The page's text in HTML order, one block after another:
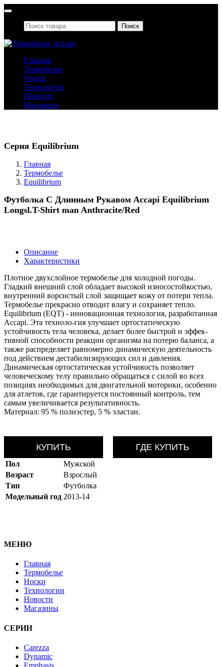
Поиск
Главная
Термобелье
Носки
Технологии
Новости
Магазины
Серия Equilibrium
Главная
Термобелье
Equilibrium
Футболка С Длинным Рукавом Accapi Equilibrium
Longsl.T-Shirt man Anthracite/Red
Описание
Характеристики
Плотное двухслойное термобелье для холодной погоды.
Гладкий внешний слой обладает высокой износостойкостью,
внутренний ворсистый слой защищает кожу от потери тепла.
Термобелье прекрасно отводит влагу и сохраняет тепло.
Equilibrium (EQT) - инновационная технология, разработанная
Accapi. Эта техноло-гия улучшает ортостатическую
устойчивость тела человека, делает более быстрой и эффек-
тивной способности реакции организма на потерю баланса, а
также распределяет равномерно динамическую деятельность
под действием дестабилизирующих сил и давления.
Динамическая ортостатическая устойчивость позволяет
человеческому телу правильно обращаться с силой во всех
позициях необходимых для двигательной моторики, особенно
для атлетов, где гарантируется постоянный контроль, тем
самым увеличивается результативность.
Материал: 95 % полиэстер, 5 % эластан.
КУПИТЬ ГДЕ КУПИТЬ
Пол
Мужской
Возраст
Взрослый
Тип
Футболка
Модельный год 2013-14
МЕНЮ
Главная
Термобелье
Носки
Технологии
Новости
Магазины
СЕРИИ
Carezza
Dynamic
Emphasis